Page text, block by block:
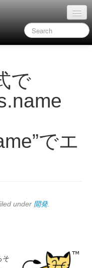
で
でエ
under 開発.
そ